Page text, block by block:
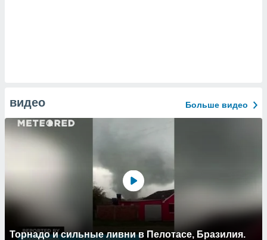
видео Больше видео
Торнадо и сильные ливни в Пелотасе, Бразилия.